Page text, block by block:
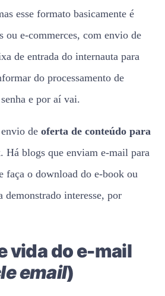
esse formato basicamente é
ou e-commerces, com envio de
de entrada do internauta para
do processamento de
e por aí vai.
de oferta de conteúdo para
Há blogs que enviam e-mail para
faça o download do e-book ou
interesse, por
vida do e-mail
email)